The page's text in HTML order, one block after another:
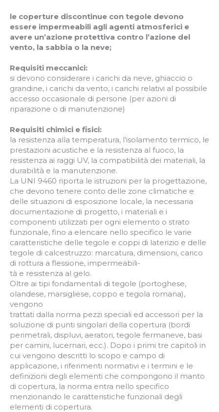
le coperture discontinue con tegole devono
essere impermeabili agli agenti atmosferici e
avere un’azione protettiva contro l’azione del
vento, la sabbia o la neve;
Requisiti meccanici:
si devono considerare i carichi da neve, ghiaccio o
grandine, i carichi da vento, i carichi relativi al possibile
accesso occasionale di persone (per azioni di
riparazione o di manutenzione)
Requisiti chimici e fisici:
la resistenza alla temperatura, l’isolamento termico, le
prestazioni acustiche e la resistenza al fuoco, la
resistenza ai raggi UV, la compatibilità dei materiali, la
durabilità e la manutenzione.
La UNI 9460 riporta le istruzioni per la progettazione,
che devono tenere conto delle zone climatiche e
delle situazioni di esposizione locale, la necessaria
documentazione di progetto, i materiali e i
componenti utilizzati per ogni elemento o strato
funzionale, fino a elencare nello specifico le varie
caratteristiche delle tegole e coppi di laterizio e delle
tegole di calcestruzzo: marcatura, dimensioni, carico
di rottura a flessione, impermeabili-
tà e resistenza al gelo.
Oltre ai tipi fondamentali di tegole (portoghese,
olandese, marsigliese, coppo e tegola romana),
vengono
trattati dalla norma pezzi speciali ed accessori per la
soluzione di punti singolari della copertura (bordi
perimetrali, displuvi, aeratori, tegole fermaneve, basi
per camini, lucernari, ecc.). Dopo i primi tre capitoli in
cui vengono descritti lo scopo e campo di
applicazione, i riferimenti normativi e i termini e le
definizioni degli elementi che compongono il manto
di copertura, la norma entra nello specifico
menzionando le caratteristiche funzionali degli
elementi di copertura.